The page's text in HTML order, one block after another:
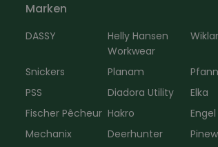
Marken
DASSY
Helly Hansen
Workwear
Snickers Planam
PSS
Diadora Utility
Elka
Fischer Pêcheur Hakro
Engel
Mechanix
Deerhunter